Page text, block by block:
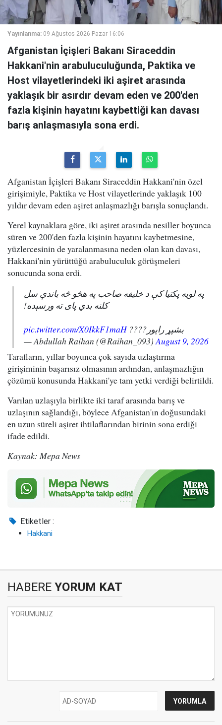
Yayınlanma: 09 Ağustos 2026 Pazar 16:06
Afganistan İçişleri Bakanı Siraceddin
Hakkani'nin arabuluculuğunda, Paktika ve
Host vilayetlerindeki iki aşiret arasında
yaklaşık bir asırdır devam eden ve 200'den
fazla kişinin hayatını kaybettiği kan davası
barış anlaşmasıyla sona erdi.
Afganistan İçişleri Bakanı Siraceddin Hakkani'nin özel
girişimiyle, Paktika ve Host vilayetlerinde yaklaşık 100
yıldır devam eden aşiret anlaşmazlığı barışla sonuçlandı.
Yerel kaynaklara göre, iki aşiret arasında nesiller boyunca
süren ve 200'den fazla kişinin hayatını kaybetmesine,
yüzlercesinin de yaralanmasına neden olan kan davası,
Hakkani'nin yürüttüğü arabuluculuk görüşmeleri
sonucunda sona erdi.
په لویه پکتیا کې د خلیفه صاحب په هڅو څه باندې سل
کلنه بدي پای ته ورسېده!
بشپړ راپور????pic.twitter.com/X0IkkF1maH
— Abdullah Raihan (@Raihan_093) August 9, 2026
Tarafların, yıllar boyunca çok sayıda uzlaştırma
girişiminin başarısız olmasının ardından, anlaşmazlığın
çözümü konusunda Hakkani'ye tam yetki verdiği belirtildi.
Varılan uzlaşıyla birlikte iki taraf arasında barış ve
uzlaşının sağlandığı, böylece Afganistan'ın doğusundaki
en uzun süreli aşiret ihtilaflarından birinin sona erdiği
ifade edildi.
Kaynak: Mepa News
Etiketler :
Hakkani
HABERE YORUM KAT